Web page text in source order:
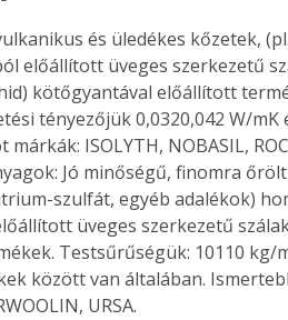
és üledékes kőzetek,
előállított üveges szerkezetű
kötőgyantával előállított
tényezőjük 0,0320,042 W/
ISOLYTH, NOBASIL,
Jó minőségű, finomra
szulfát, egyéb adalékok)
üveges szerkezetű
Testsűrűségük: 10110 kg/
között van általában.
URSA.